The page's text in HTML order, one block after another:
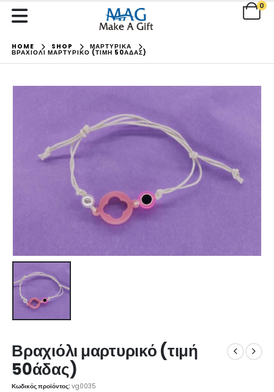
0
HOME SHOP ΜΑΡΤΥΡΙΚΑ
ΒΡΑΧΙΌΛΙ ΜΑΡΤΥΡΙΚΌ (ΤΙΜΉ 50ΆΔΑΣ)
Βραχιόλι μαρτυρικό (τιμή
50άδας)
Κωδικός προϊόντος:vg0035